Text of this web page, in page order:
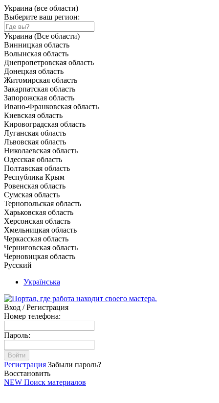
Украина (все области)
Выберите ваш регион:
Украина (Все области)
Винницкая область
Волынская область
Днепропетровская область
Донецкая область
Житомирская область
Закарпатская область
Запорожская область
Ивано-Франковская область
Киевская область
Кировоградская область
Луганская область
Львовская область
Николаевская область
Одесская область
Полтавская область
Республика Крым
Ровенская область
Сумская область
Тернопольская область
Харьковская область
Херсонская область
Хмельницкая область
Черкасская область
Черниговская область
Черновицкая область
Русский
Українська
Вход / Регистрация
Номер телефона:
Пароль:
Войти
Регистрация Забыли пароль?
Восстановить
NEW Поиск материалов